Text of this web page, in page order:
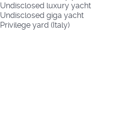
Undisclosed luxury yacht
Undisclosed giga yacht
Privilege yard (Italy)